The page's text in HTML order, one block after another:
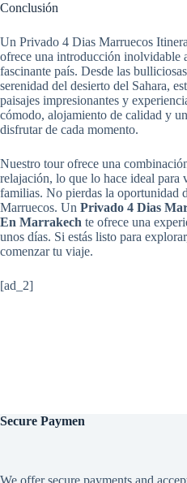
Conclusión
Un Privado 4 Dias Marruecos
ofrece una introducción inolvidable
fascinante país. Desde las
serenidad del desierto del Sahara,
paisajes impresionantes y
cómodo, alojamiento de calidad y
disfrutar de cada momento.
Nuestro tour ofrece una
relajación, lo que lo hace ideal para
familias. No pierdas la oportunidad
Marruecos. Un Privado 4 Dias
En Marrakech te ofrece una
unos días. Si estás listo para
comenzar tu viaje.
[ad_2]
Secure Paymen
We offer secure payments and